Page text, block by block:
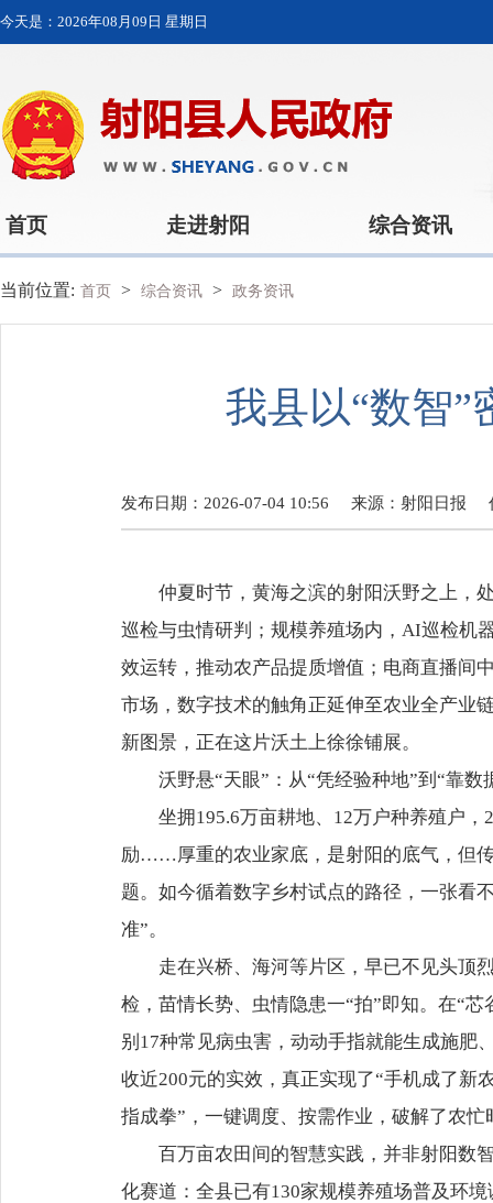
今天是： 2026年08月09日 星期日
首页 走进射阳 综合资讯
当前位置: 首页 > 综合资讯 > 政务资讯
我县以“数智”
发布日期：2026-07-04 10:56 来源： 射阳日报
仲夏时节，黄海之滨的射阳沃野之上，
巡检与虫情研判；规模养殖场内，AI巡检机
效运转，推动农产品提质增值；电商直播
市场，数字技术的触角正延伸至农业全产业
新图景，正在这片沃土上徐徐铺展。
沃野悬“天眼”：从“凭经验种地”到“靠数
坐拥195.6万亩耕地、12万户种养殖户
励……厚重的农业家底，是射阳的底气，但
题。如今循着数字乡村试点的路径，一张看
准”。
走在兴桥、海河等片区，早已不见头顶
检，苗情长势、虫情隐患一“拍”即知。在“
别17种常见病虫害，动动手指就能生成施肥
收近200元的实效，真正实现了“手机成了新
指成拳”，一键调度、按需作业，破解了农
百万亩农田间的智慧实践，并非射阳数
化赛道：全县已有130家规模养殖场普及环